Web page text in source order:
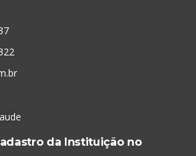
da Instituição no